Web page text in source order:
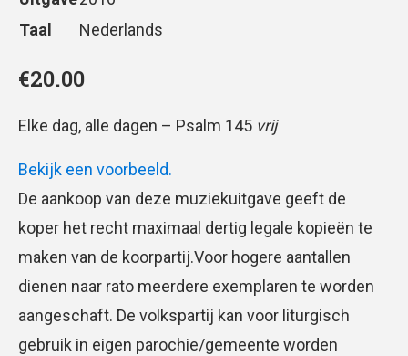
Taal
Nederlands
€20.00
Elke dag, alle dagen – Psalm 145 vrij
Bekijk een voorbeeld.
De aankoop van deze muziekuitgave geeft de
koper het recht maximaal dertig legale kopieën te
maken van de koorpartij.Voor hogere aantallen
dienen naar rato meerdere exemplaren te worden
aangeschaft. De volkspartij kan voor liturgisch
gebruik in eigen parochie/gemeente worden